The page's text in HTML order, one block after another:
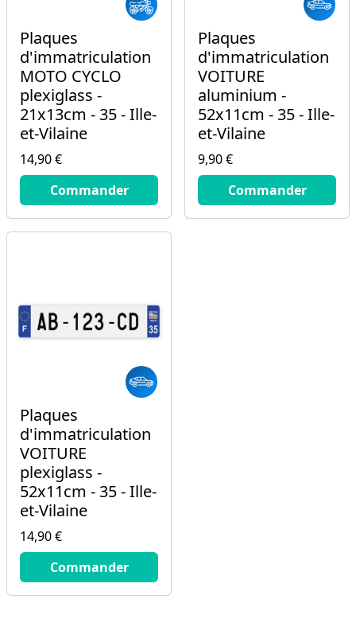
Plaques
d'immatriculation
MOTO CYCLO
plexiglass -
21x13cm - 35 - Ille-
et-Vilaine
14,90 €
14.9
€Commander
Plaques
d'immatriculation
VOITURE
aluminium -
52x11cm - 35 - Ille-
et-Vilaine
9,90 €
9.9
Commander
Plaques
d'immatriculation
VOITURE
plexiglass -
52x11cm - 35 - Ille-
et-Vilaine
14,90 €
14.9
€Commander